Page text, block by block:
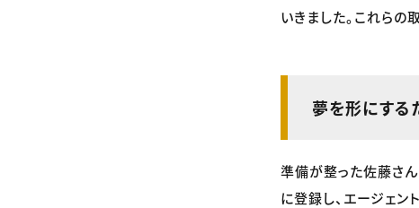
いきました。これらの
夢を形にする
準備が整った佐藤さ
に登録し、エージェ